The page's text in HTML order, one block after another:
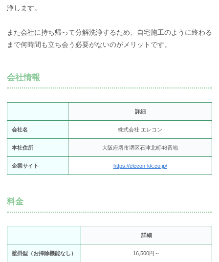
浄します。
また会社に持ち帰って分解洗浄するため、自宅施工のように終わる
まで何時間も立ち会う必要がないのがメリットです。
会社情報
詳細
会社名 株式会社 エレコン
本社住所 大阪府堺市堺区石津北町48番地
企業サイト https://elecon-kk.co.jp/
料金
詳細
壁掛型（お掃除機能なし） 16,500円～